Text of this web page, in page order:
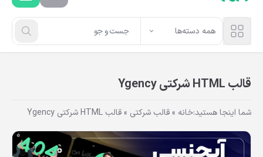
همه دسته‌ها
قالب HTML شرکتی Ygency
شما اینجا هستید:خانه »قالب شرکتی »قالب HTML شرکتی Ygency